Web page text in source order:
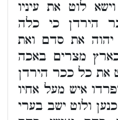
לוט את עיניו
הירדן כי כלה
את סדם ואת
מצרים באכה
את כל ככר הירדן
איש מעל אחיו
ולוט ישב בערי